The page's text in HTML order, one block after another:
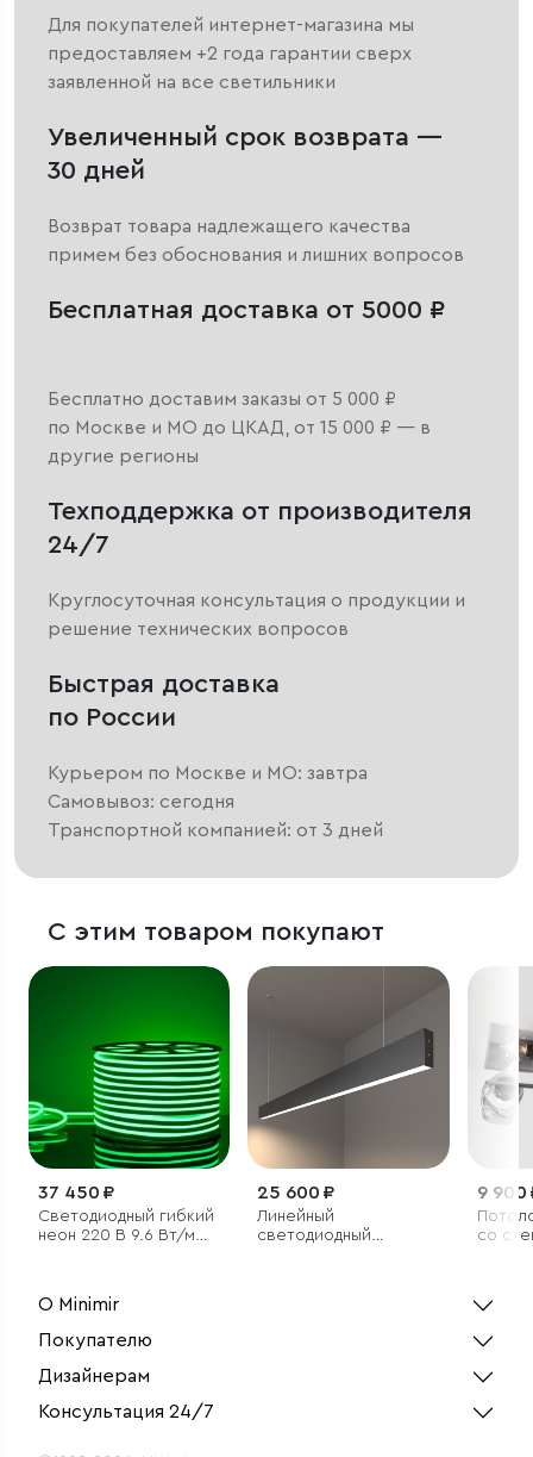
Для покупателей интернет-магазина мы
предоставляем +2 года гарантии сверх
заявленной на все светильники
Увеличенный срок возврата —
30 дней
Возврат товара надлежащего качества
примем без обоснования и лишних вопросов
Бесплатная доставка от 5000 ₽
Бесплатно доставим заказы от 5 000 ₽
по Москве и МО до ЦКАД, от 15 000 ₽ — в
другие регионы
Техподдержка от производителя
24/7
Круглосуточная консультация о продукции и
решение технических вопросов
Быстрая доставка
по России
Курьером по Москве и МО: завтра
Самовывоз: сегодня
Транспортной компанией: от 3 дней
С этим товаром покупают
37 450 ₽
Светодиодный гибкий
неон 220 В 9.6 Вт/м
25 600 ₽
Линейный
светодиодный
9 900
со
О Minimir
Покупателю
Дизайнерам
Консультация 24/7